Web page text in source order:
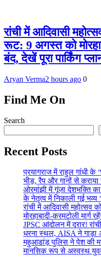
रांची में आदिवासी
रूट: 9 अगस्त को
बंद, देखें पूरा पार्किंग
Aryan Verma2 hours ago 0
Find Me On
Search
Recent Posts
प्रयागराज में राहुल गांधी के
भीड़, रैप और गानों से कराया
ओरमांझी में गूंजा देशभक्ति का
के नेतृत्व में निकाली गई भव्य
रांची में आदिवासी
मोरहाबादी-करमटोली मार्ग
JPSC आंदोलन में दरार!
धरना स्थल, AISA ने गाड़ा
महुआडांड़ पुलिस ने पेश की
मानसिक रूप से अस्वस्थ